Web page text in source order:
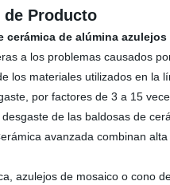
Producto
cerámica de alúmina azulejos
a los problemas causados
los materiales utilizados en la
por factores de 3 a 15
de las baldosas de
avanzada combinan
azulejos de mosaico o cono